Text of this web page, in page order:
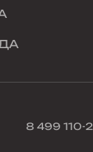
8 499 110-